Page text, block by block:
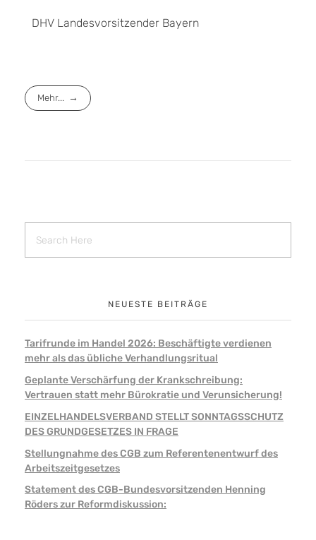
DHV Landesvorsitzender Bayern
Mehr...
NEUESTE BEITRÄGE
Tarifrunde im Handel 2026: Beschäftigte verdienen
mehr als das übliche Verhandlungsritual
Geplante Verschärfung der Krankschreibung:
Vertrauen statt mehr Bürokratie und Verunsicherung!
EINZELHANDELSVERBAND STELLT SONNTAGSSCHUTZ
DES GRUNDGESETZES IN FRAGE
Stellungnahme des CGB zum Referentenentwurf des
Arbeitszeitgesetzes
Statement des CGB-Bundesvorsitzenden Henning
Röders zur Reformdiskussion: